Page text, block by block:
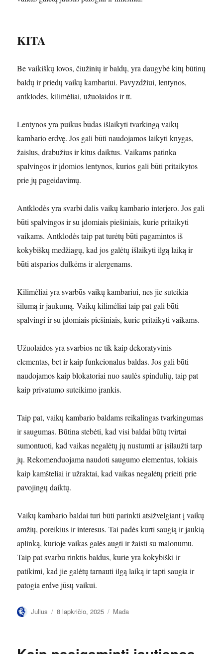
KITA
Be vaikiškų lovos, čiužinių ir baldų, yra daugybė kitų būtinų
baldų ir priedų vaikų kambariui. Pavyzdžiui, lentynos,
antklodės, kilimėliai, užuolaidos ir tt.
Lentynos yra puikus būdas išlaikyti tvarkingą vaikų
kambario erdvę. Jos gali būti naudojamos laikyti knygas,
žaislus, drabužius ir kitus daiktus. Vaikams patinka
spalvingos ir įdomios lentynos, kurios gali būti pritaikytos
prie jų pageidavimų.
Antklodės yra svarbi dalis vaikų kambario interjero. Jos gali
būti spalvingos ir su įdomiais piešiniais, kurie pritaikyti
vaikams. Antklodės taip pat turėtų būti pagamintos iš
kokybiškų medžiagų, kad jos galėtų išlaikyti ilgą laiką ir
būti atsparios dulkėms ir alergenams.
Kilimėliai yra svarbūs vaikų kambariui, nes jie suteikia
šilumą ir jaukumą. Vaikų kilimėliai taip pat gali būti
spalvingi ir su įdomiais piešiniais, kurie pritaikyti vaikams.
Užuolaidos yra svarbios ne tik kaip dekoratyvinis
elementas, bet ir kaip funkcionalus baldas. Jos gali būti
naudojamos kaip blokatoriai nuo saulės spindulių, taip pat
kaip privatumo suteikimo įrankis.
Taip pat, vaikų kambario baldams reikalingas tvarkingumas
ir saugumas. Būtina stebėti, kad visi baldai būtų tvirtai
sumontuoti, kad vaikas negalėtų jų nustumti ar įsilaužti tarp
jų. Rekomenduojama naudoti saugumo elementus, tokiais
kaip kamšteliai ir užraktai, kad vaikas negalėtų prieiti prie
pavojingų daiktų.
Vaikų kambario baldai turi būti parinkti atsižvelgiant į vaikų
amžių, poreikius ir interesus. Tai padės kurti saugią ir jaukią
aplinką, kurioje vaikas galės augti ir žaisti su malonumu.
Taip pat svarbu rinktis baldus, kurie yra kokybiški ir
patikimi, kad jie galėtų tarnauti ilgą laiką ir tapti saugia ir
patogia erdve jūsų vaikui.
Autorius
Julius Paskelbta
8 lapkričio, 2025 Kategorijos
Mada